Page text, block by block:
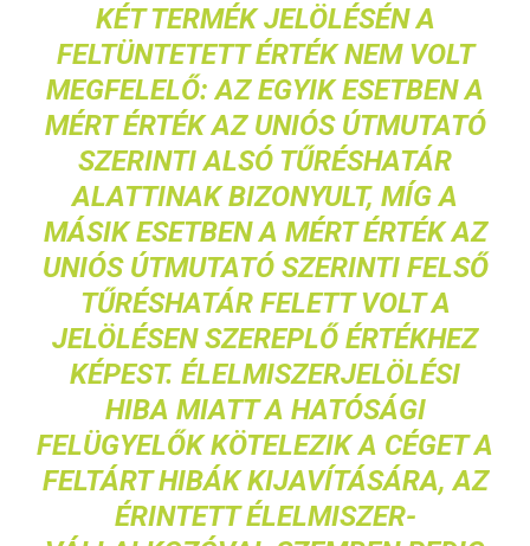
KÉT TERMÉK JELÖLÉSÉN A
FELTÜNTETETT ÉRTÉK NEM VOLT
MEGFELELŐ: AZ EGYIK ESETBEN A
MÉRT ÉRTÉK AZ UNIÓS ÚTMUTATÓ
SZERINTI ALSÓ TŰRÉSHATÁR
ALATTINAK BIZONYULT, MÍG A
MÁSIK ESETBEN A MÉRT ÉRTÉK AZ
UNIÓS ÚTMUTATÓ SZERINTI FELSŐ
TŰRÉSHATÁR FELETT VOLT A
JELÖLÉSEN SZEREPLŐ ÉRTÉKHEZ
KÉPEST. ÉLELMISZERJELÖLÉSI
HIBA MIATT A HATÓSÁGI
FELÜGYELŐK KÖTELEZIK A CÉGET A
FELTÁRT HIBÁK KIJAVÍTÁSÁRA, AZ
ÉRINTETT ÉLELMISZER-